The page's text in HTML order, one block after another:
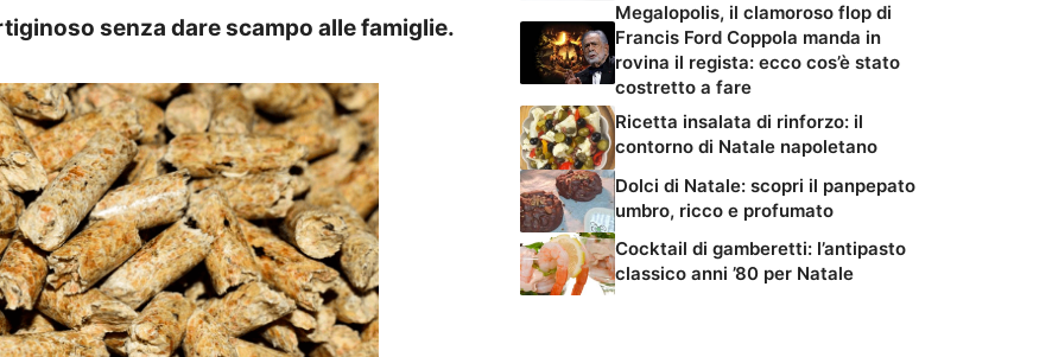
senza dare scampo alle famiglie.
Megalopolis, il clamoroso flop di
Francis Ford Coppola manda in
rovina il regista: ecco cos’è stato
costretto a fare
Ricetta insalata di rinforzo: il
contorno di Natale napoletano
Dolci di Natale: scopri il panpepato
umbro, ricco e profumato
Cocktail di gamberetti: l’antipasto
classico anni ’80 per Natale